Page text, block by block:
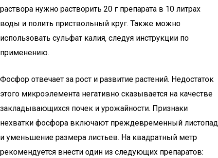
раствора нужно растворить 20 г препарата в 10 литрах
воды и полить приствольный круг. Также можно
использовать сульфат калия, следуя инструкции по
применению.
Фосфор отвечает за рост и развитие растений. Недостаток
этого микроэлемента негативно сказывается на качестве
закладывающихся почек и урожайности. Признаки
нехватки фосфора включают преждевременный листопад
и уменьшение размера листьев. На квадратный метр
рекомендуется внести один из следующих препаратов: